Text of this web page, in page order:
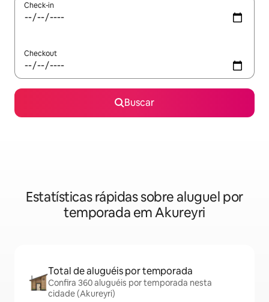
Check-in
Checkout
Buscar
Estatísticas rápidas sobre aluguel por
temporada em Akureyri
Total de aluguéis por temporada
Confira 360 aluguéis por temporada nesta
cidade (Akureyri)